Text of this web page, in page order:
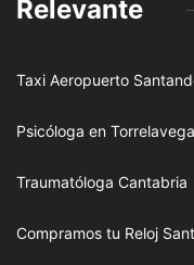
Relevante
Taxi Aeropuerto
Psicóloga en Torrelavega
Traumatóloga Cantabria
Compramos tu Reloj